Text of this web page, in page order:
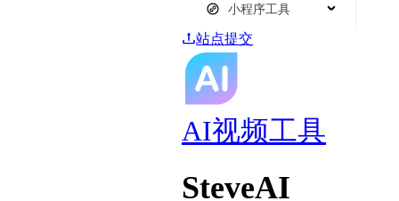
小程序工具
站点提交
AI视频工具
SteveAI